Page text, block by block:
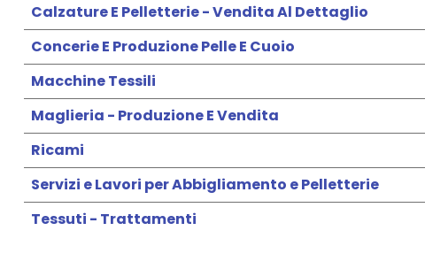
Calzature E Pelletterie - Vendita Al Dettaglio
Concerie E Produzione Pelle E Cuoio
Macchine Tessili
Maglieria - Produzione E Vendita
Ricami
Servizi e Lavori per Abbigliamento e Pelletterie
Tessuti - Trattamenti